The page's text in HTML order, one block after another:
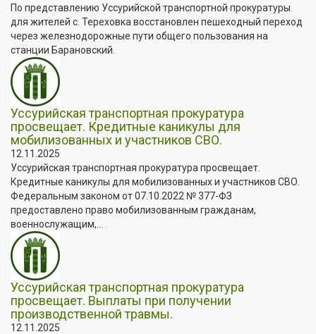
По представлению Уссурийской транспортной прокуратуры
для жителей с. Тереховка восстановлен пешеходный переход
через железнодорожные пути общего пользования на
станции Барановский.
Уссурийская транспортная прокуратура
просвещает. Кредитные каникулы для
мобилизованных и участников СВО.
12.11.2025
Уссурийская транспортная прокуратура просвещает.
Кредитные каникулы для мобилизованных и участников СВО.
Федеральным законом от 07.10.2022 № 377-ФЗ
предоставлено право мобилизованным гражданам,
военнослужащим,...
Уссурийская транспортная прокуратура
просвещает. Выплаты при получении
производственной травмы.
12.11.2025